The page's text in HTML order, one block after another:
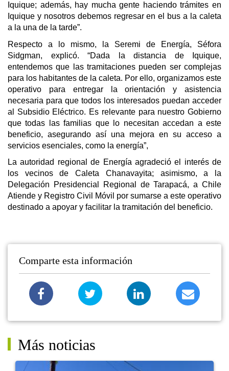
Iquique; además, hay mucha gente haciendo trámites en
Iquique y nosotros debemos regresar en el bus a la caleta
a la una de la tarde”.
Respecto a lo mismo, la Seremi de Energía, Séfora
Sidgman, explicó. “Dada la distancia de Iquique,
entendemos que las tramitaciones pueden ser complejas
para los habitantes de la caleta. Por ello, organizamos este
operativo para entregar la orientación y asistencia
necesaria para que todos los interesados puedan acceder
al Subsidio Eléctrico. Es relevante para nuestro Gobierno
que todas las familias que lo necesitan accedan a este
beneficio, asegurando así una mejora en su acceso a
servicios esenciales, como la energía”,
La autoridad regional de Energía agradeció el interés de
los vecinos de Caleta Chanavayita; asimismo, a la
Delegación Presidencial Regional de Tarapacá, a Chile
Atiende y Registro Civil Móvil por sumarse a este operativo
destinado a apoyar y facilitar la tramitación del beneficio.
Comparte esta información
Más noticias